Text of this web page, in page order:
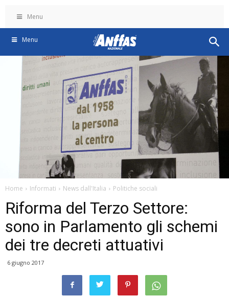
Menu
Menu
Home Informati News dall'Italia Politiche sociali
Riforma del Terzo Settore:
sono in Parlamento gli schemi
dei tre decreti attuativi
6 giugno 2017